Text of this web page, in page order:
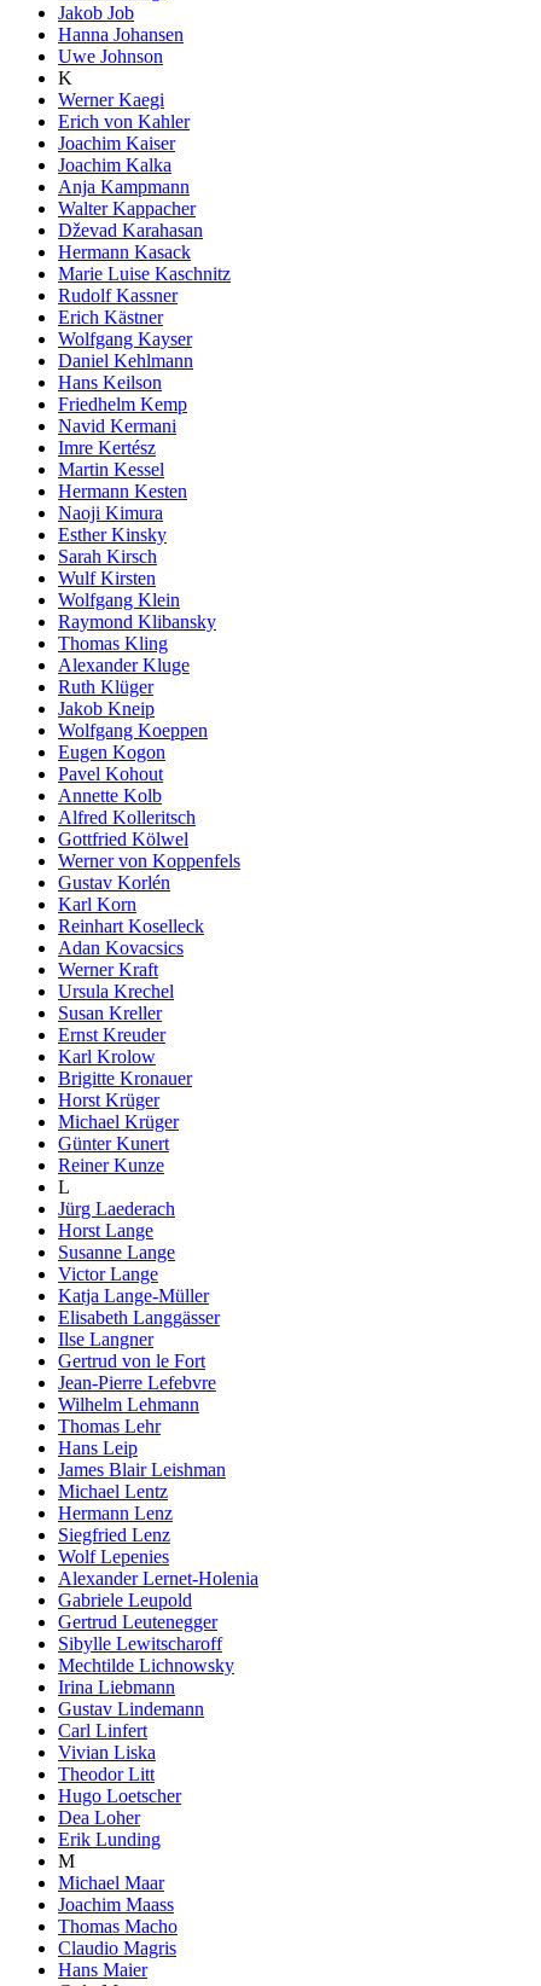
Jakob Job
Hanna Johansen
Uwe Johnson
K
Werner Kaegi
Erich von Kahler
Joachim Kaiser
Joachim Kalka
Anja Kampmann
Walter Kappacher
Dževad Karahasan
Hermann Kasack
Marie Luise Kaschnitz
Rudolf Kassner
Erich Kästner
Wolfgang Kayser
Daniel Kehlmann
Hans Keilson
Friedhelm Kemp
Navid Kermani
Imre Kertész
Martin Kessel
Hermann Kesten
Naoji Kimura
Esther Kinsky
Sarah Kirsch
Wulf Kirsten
Wolfgang Klein
Raymond Klibansky
Thomas Kling
Alexander Kluge
Ruth Klüger
Jakob Kneip
Wolfgang Koeppen
Eugen Kogon
Pavel Kohout
Annette Kolb
Alfred Kolleritsch
Gottfried Kölwel
Werner von Koppenfels
Gustav Korlén
Karl Korn
Reinhart Koselleck
Adan Kovacsics
Werner Kraft
Ursula Krechel
Susan Kreller
Ernst Kreuder
Karl Krolow
Brigitte Kronauer
Horst Krüger
Michael Krüger
Günter Kunert
Reiner Kunze
L
Jürg Laederach
Horst Lange
Susanne Lange
Victor Lange
Katja Lange-Müller
Elisabeth Langgässer
Ilse Langner
Gertrud von le Fort
Jean-Pierre Lefebvre
Wilhelm Lehmann
Thomas Lehr
Hans Leip
James Blair Leishman
Michael Lentz
Hermann Lenz
Siegfried Lenz
Wolf Lepenies
Alexander Lernet-Holenia
Gabriele Leupold
Gertrud Leutenegger
Sibylle Lewitscharoff
Mechtilde Lichnowsky
Irina Liebmann
Gustav Lindemann
Carl Linfert
Vivian Liska
Theodor Litt
Hugo Loetscher
Dea Loher
Erik Lunding
M
Michael Maar
Joachim Maass
Thomas Macho
Claudio Magris
Hans Maier